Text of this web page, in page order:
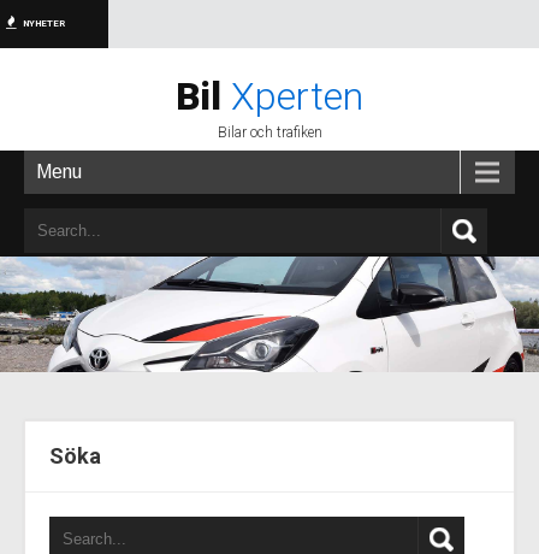
NYHETER
Bil Xperten
Bilar och trafiken
Menu
Söka